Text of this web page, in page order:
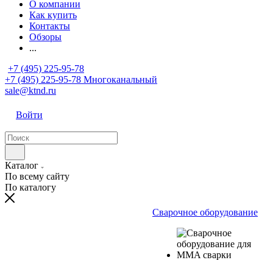
О компании
Как купить
Контакты
Обзоры
...
+7 (495) 225-95-78
+7 (495) 225-95-78 Многоканальный
sale@ktnd.ru
Войти
Каталог
По всему сайту
По каталогу
Сварочное оборудование